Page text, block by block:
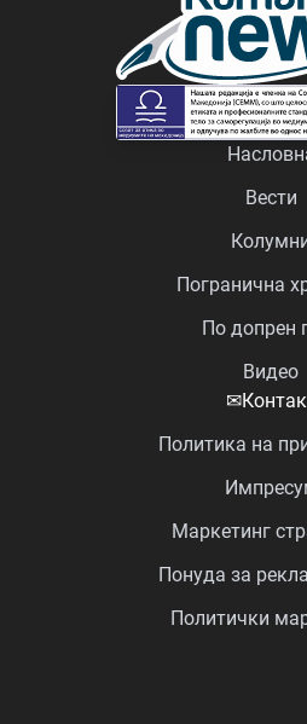
Вести
Погранична
По допрен
Видео
✉
Политика на
Маркетинг
Понуда за
Политички